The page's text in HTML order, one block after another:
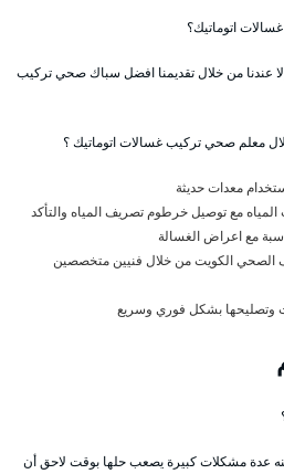
اتوماتيك؟
عندنا من خلال تقديمنا افضل سباك صحي تركيب
معلم صحي تركيب غسالات اتوماتيك ؟
معدات حديثة
مع توصيل خرطوم تصريف المياه والتأكد
مع اعراض الغسالة
الكويت من خلال فنيين متخصصين
وتصليحها بشكل فوري وسريع
عنه عدة مشكلات كبيرة يصعب حلها بوقت لاحق أن